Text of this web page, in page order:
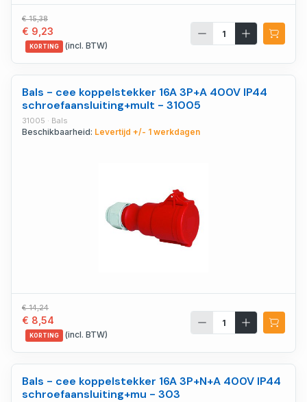
€ 15,38
€ 9,23
KORTING (incl. BTW)
Bals - cee koppelstekker 16A 3P+A 400V IP44
schroefaansluiting+mult - 31005
31005 · Bals
Beschikbaarheid: Levertijd +/- 1 werkdagen
€ 14,24
€ 8,54
KORTING (incl. BTW)
Bals - cee koppelstekker 16A 3P+N+A 400V IP44
schroefaansluiting+mu - 303